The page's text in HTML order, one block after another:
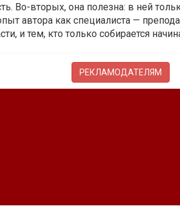
Во-вторых, она полезна: в ней
автора как специалиста —
и тем, кто только собирается
РЕКЛАМОДАТЕЛЯМ